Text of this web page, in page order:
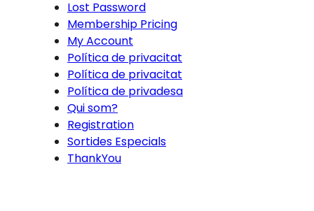
Lost Password
Membership Pricing
My Account
Política de privacitat
Política de privacitat
Política de privadesa
Qui som?
Registration
Sortides Especials
ThankYou